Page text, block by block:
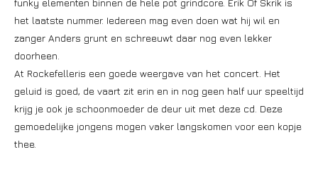
funky elementen binnen de hele pot grindcore. Erik Of Skrik is
het laatste nummer. Iedereen mag even doen wat hij wil en
zanger Anders grunt en schreeuwt daar nog even lekker
doorheen.
At Rockefelleris een goede weergave van het concert. Het
geluid is goed, de vaart zit erin en in nog geen half uur speeltijd
krijg je ook je schoonmoeder de deur uit met deze cd. Deze
gemoedelijke jongens mogen vaker langskomen voor een kopje
thee.